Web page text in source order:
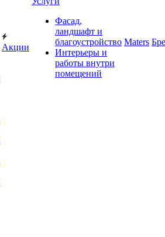
Акции
Фасад,
ландшафт и
благоустройство
Интерьеры и
работы внутри
помещений
Maters